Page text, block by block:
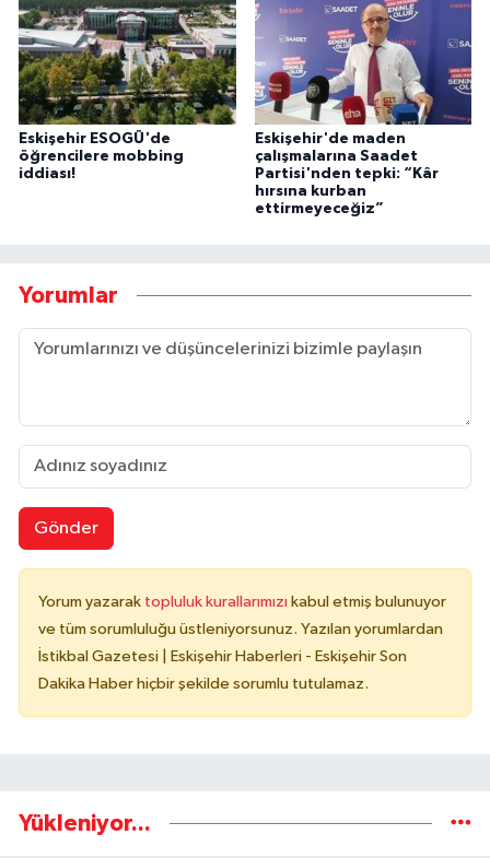
Eskişehir ESOGÜ'de
öğrencilere mobbing
iddiası!
Eskişehir'de maden
çalışmalarına Saadet
Partisi'nden tepki: “Kâr
hırsına kurban
ettirmeyeceğiz”
Yorumlar
Gönder
Yorum yazarak topluluk kurallarımızı kabul etmiş bulunuyor
ve tüm sorumluluğu üstleniyorsunuz. Yazılan yorumlardan
İstikbal Gazetesi | Eskişehir Haberleri - Eskişehir Son
Dakika Haber hiçbir şekilde sorumlu tutulamaz.
Yükleniyor...